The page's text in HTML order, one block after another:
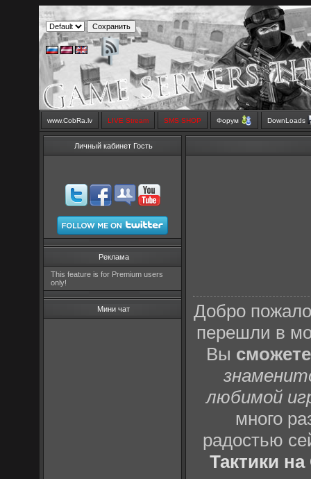
www.CobRa.lv LIVE Stream SMS SHOP Форум DownLoads
Личный кабинет Гость
Реклама
This feature is for Premium users
only!
Мини чат
Добро
перешли в
Вы
любимой
много
радостью
Тактики